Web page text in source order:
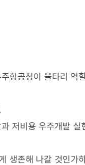
항공청이 울타리 역
저비용 우주개발 실
생존해 나갈 것인가